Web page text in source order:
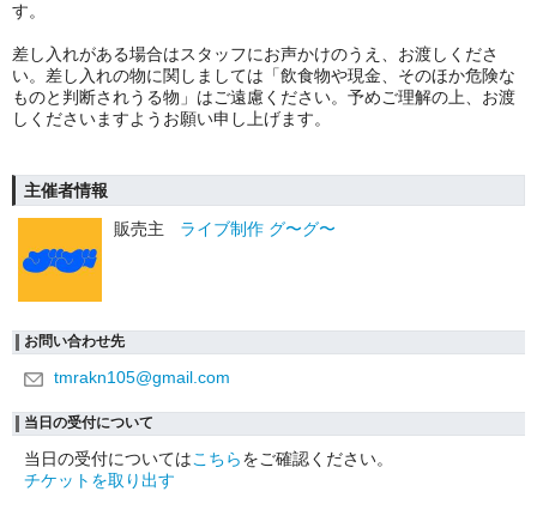
す。
︎差し入れがある場合はスタッフにお声かけのうえ、お渡しくださ
い。差し入れの物に関しましては「飲食物や現金、そのほか危険な
ものと判断されうる物」はご遠慮ください。予めご理解の上、お渡
しくださいますようお願い申し上げます。
主催者情報
販売主
ライブ制作 グ〜グ〜
お問い合わせ先
tmrakn105@gmail.com
当日の受付について
当日の受付についてはこちらをご確認ください。
チケットを取り出す